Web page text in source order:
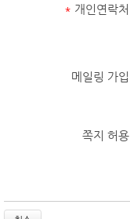
* 개인연락처
메일링 가입
쪽지 허용